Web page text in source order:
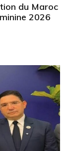
du Maroc
2026